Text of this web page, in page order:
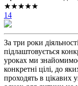
★★★★★
14
За три роки
підлаштовується
уроках ми
конкретні цілі, до
проходять в цікавих